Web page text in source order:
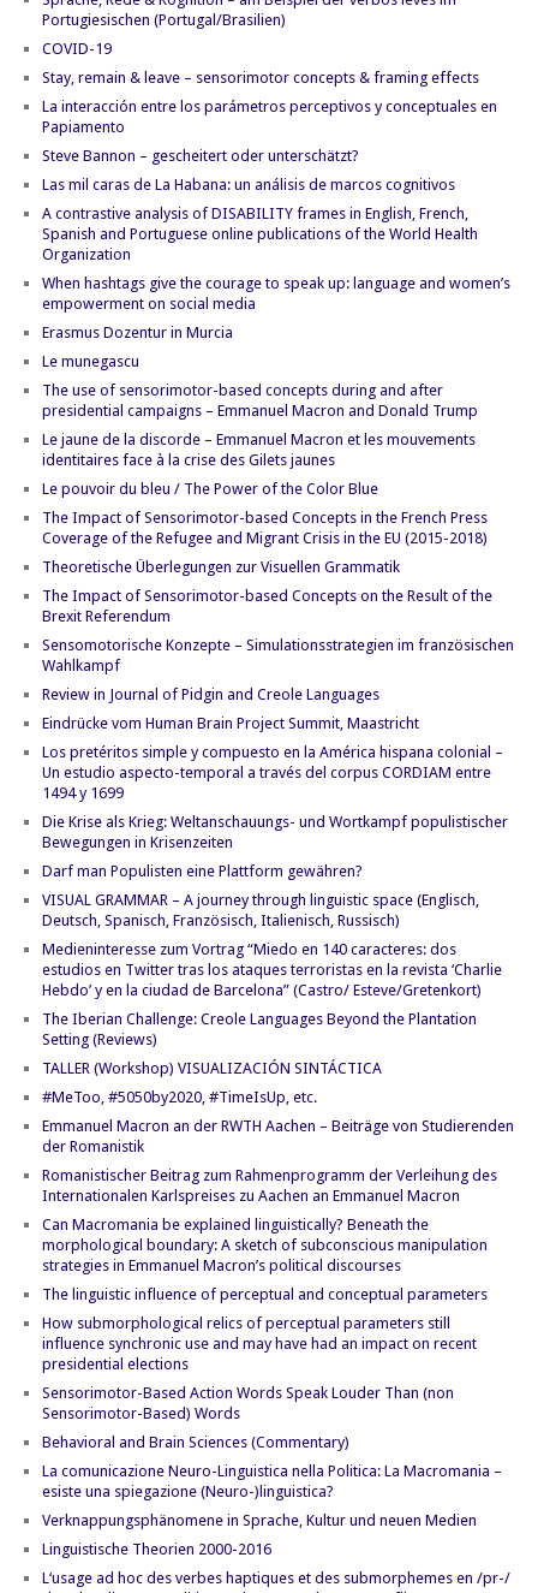
Portugiesischen (Portugal/Brasilien)
COVID-19
Stay, remain & leave – sensorimotor concepts & framing effects
La interacción entre los parámetros perceptivos y conceptuales en
Papiamento
Steve Bannon – gescheitert oder unterschätzt?
Las mil caras de La Habana: un análisis de marcos cognitivos
A contrastive analysis of DISABILITY frames in English, French,
Spanish and Portuguese online publications of the World Health
Organization
When hashtags give the courage to speak up: language and women’s
empowerment on social media
Erasmus Dozentur in Murcia
Le munegascu
The use of sensorimotor-based concepts during and after
presidential campaigns – Emmanuel Macron and Donald Trump
Le jaune de la discorde – Emmanuel Macron et les mouvements
identitaires face à la crise des Gilets jaunes
Le pouvoir du bleu / The Power of the Color Blue
The Impact of Sensorimotor-based Concepts in the French Press
Coverage of the Refugee and Migrant Crisis in the EU (2015-2018)
Theoretische Überlegungen zur Visuellen Grammatik
The Impact of Sensorimotor-based Concepts on the Result of the
Brexit Referendum
Sensomotorische Konzepte – Simulationsstrategien im französischen
Wahlkampf
Review in Journal of Pidgin and Creole Languages
Eindrücke vom Human Brain Project Summit, Maastricht
Los pretéritos simple y compuesto en la América hispana colonial –
Un estudio aspecto-temporal a través del corpus CORDIAM entre
1494 y 1699
Die Krise als Krieg: Weltanschauungs- und Wortkampf populistischer
Bewegungen in Krisenzeiten
Darf man Populisten eine Plattform gewähren?
VISUAL GRAMMAR – A journey through linguistic space (Englisch,
Deutsch, Spanisch, Französisch, Italienisch, Russisch)
Medieninteresse zum Vortrag “Miedo en 140 caracteres: dos
estudios en Twitter tras los ataques terroristas en la revista ‘Charlie
Hebdo’ y en la ciudad de Barcelona” (Castro/ Esteve/Gretenkort)
The Iberian Challenge: Creole Languages Beyond the Plantation
Setting (Reviews)
TALLER (Workshop) VISUALIZACIÓN SINTÁCTICA
#MeToo, #5050by2020, #TimeIsUp, etc.
Emmanuel Macron an der RWTH Aachen – Beiträge von Studierenden
der Romanistik
Romanistischer Beitrag zum Rahmenprogramm der Verleihung des
Internationalen Karlspreises zu Aachen an Emmanuel Macron
Can Macromania be explained linguistically? Beneath the
morphological boundary: A sketch of subconscious manipulation
strategies in Emmanuel Macron’s political discourses
The linguistic influence of perceptual and conceptual parameters
How submorphological relics of perceptual parameters still
influence synchronic use and may have had an impact on recent
presidential elections
Sensorimotor-Based Action Words Speak Louder Than (non
Sensorimotor-Based) Words
Behavioral and Brain Sciences (Commentary)
La comunicazione Neuro-Linguistica nella Politica: La Macromania –
esiste una spiegazione (Neuro-)linguistica?
Verknappungsphänomene in Sprache, Kultur und neuen Medien
Linguistische Theorien 2000-2016
L‘usage ad hoc des verbes haptiques et des submorphemes en /pr-/